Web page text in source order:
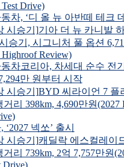
Drive)
차, ‘디 올 뉴 아반떼 테크
시승기]기아 더 뉴 카니발
승기, 시그니처 풀 옵션
Review)
차코리아, 차세대 순수 전
만 원부터 시작
시승기]BYD 씨라이언 7 플
거리 398km, 4,690만원(2027
‘2027 넥쏘’ 출시
시승기]캐딜락 에스컬레이
리 739km, 2억 7,757만원